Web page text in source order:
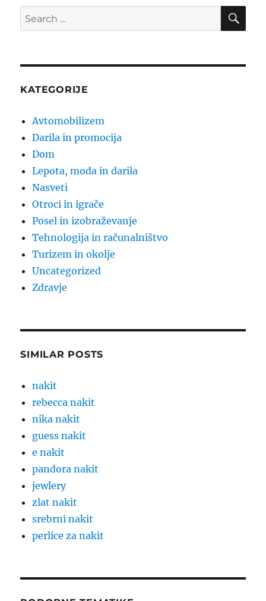
Search
for:
KATEGORIJE
Avtomobilizem
Darila in promocija
Dom
Lepota, moda in darila
Nasveti
Otroci in igrače
Posel in izobraževanje
Tehnologija in računalništvo
Turizem in okolje
Uncategorized
Zdravje
SIMILAR POSTS
nakit
rebecca nakit
nika nakit
guess nakit
e nakit
pandora nakit
jewlery
zlat nakit
srebrni nakit
perlice za nakit